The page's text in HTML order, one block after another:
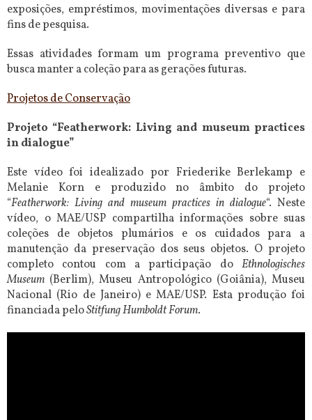
exposições, empréstimos, movimentações diversas e para
fins de pesquisa.
Essas atividades formam um programa preventivo que
busca manter a coleção para as gerações futuras.
Projetos de Conservação
Projeto “Featherwork: Living and museum practices
in dialogue”
Este vídeo foi idealizado por Friederike Berlekamp e
Melanie Korn e produzido no âmbito do projeto
“Featherwork: Living and museum practices in dialogue“. Neste
vídeo, o MAE/USP compartilha informações sobre suas
coleções de objetos plumários e os cuidados para a
manutenção da preservação dos seus objetos. O projeto
completo contou com a participação do Ethnologisches
Museum (Berlim), Museu Antropológico (Goiânia), Museu
Nacional (Rio de Janeiro) e MAE/USP. Esta produção foi
financiada peloStitfung Humboldt Forum.